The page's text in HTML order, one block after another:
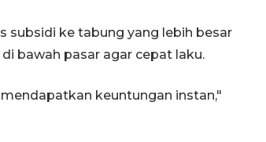
subsidi ke tabung yang lebih besar
bawah pasar agar cepat laku.
keuntungan instan,"